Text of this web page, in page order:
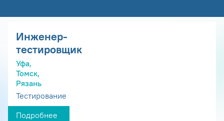
Инженер-
тестировщик
Уфа,
Томск,
Рязань
Тестирование
Подробнее